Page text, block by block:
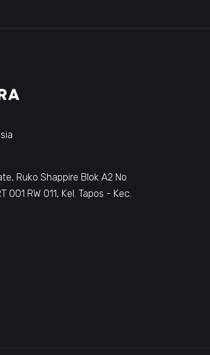
Ruko Shappire Blok A2 No
001 RW 011, Kel. Tapos - Kec.